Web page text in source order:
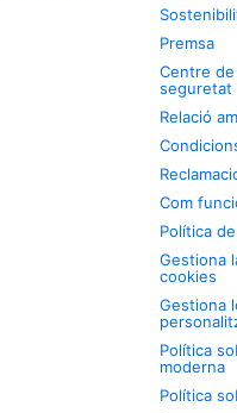
Premsa
Centre
seguretat
Relació
Com
Política
Gestiona
cookies
Gestiona
Política
moderna
Política